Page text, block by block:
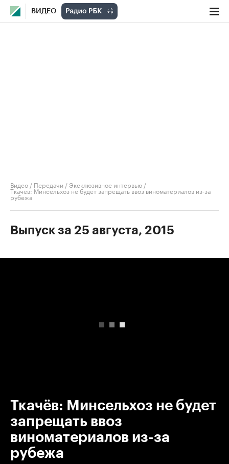
ВИДЕО
Видео / Передачи /Эксклюзивное интервью /
Ткачёв: Минсельхоз не будет запрещать ввоз виноматериалов из-за
рубежа
Выпуск за 25 августа, 2015
Ткачёв: Минсельхоз не будет
запрещать ввоз
виноматериалов из-за
рубежа